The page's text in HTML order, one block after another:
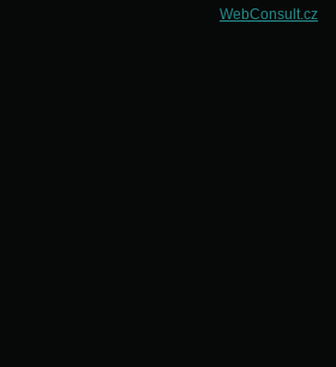
WebConsult.cz